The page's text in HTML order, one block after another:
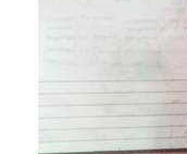
ΤΟΠΟΣ